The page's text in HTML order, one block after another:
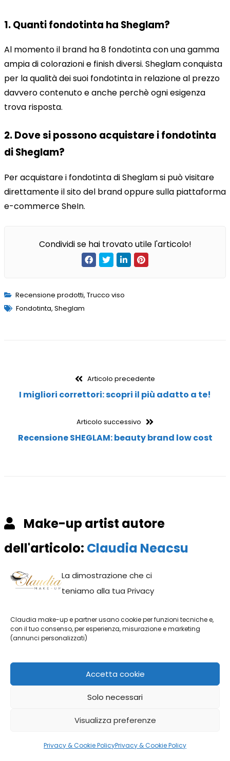
La dimostrazione che ci
teniamo alla tua Privacy
Claudia make-up e partner usano cookie per funzioni tecniche e,
con il tuo consenso, per esperienza, misurazione e marketing
(annunci personalizzati)
Accetta cookie
Solo necessari
Visualizza preferenze
Privacy & Cookie PolicyPrivacy & Cookie Policy
1.Quanti fondotinta ha Sheglam?
Al momento il brand ha 8 fondotinta con una gamma
ampia di colorazioni e finish diversi. Sheglam conquista
per la qualità dei suoi fondotinta in relazione al prezzo
davvero contenuto e anche perchè ogni esigenza
trova risposta.
2. Dove si possono acquistare i fondotinta
di Sheglam?
Per acquistare i fondotinta di Sheglam si può visitare
direttamente il sito del brand oppure sulla piattaforma
e-commerce SheIn.
Condividi se hai trovato utile l'articolo!
Recensione prodotti, Trucco viso
Fondotinta, Sheglam
Navigazione
articoli
Articolo precedenteArticolo
precedente:
I migliori correttori: scopri il più adatto a te!
Articolo successivo
Articolo
successivo:
Recensione SHEGLAM: beauty brand low cost
Make-up artist autore
dell'articolo: Claudia Neacsu
Grande sognatrice e appassionata di make-up. Sin da bambina è
punto da spingerla a frequentare un’accademia per diventare
una truccatrice professionista.
FacebookInstagramLinkedin